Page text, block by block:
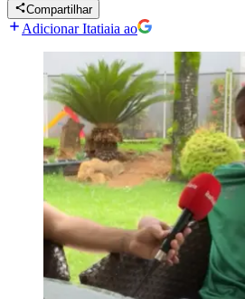
Compartilhar
Adicionar Itatiaia ao